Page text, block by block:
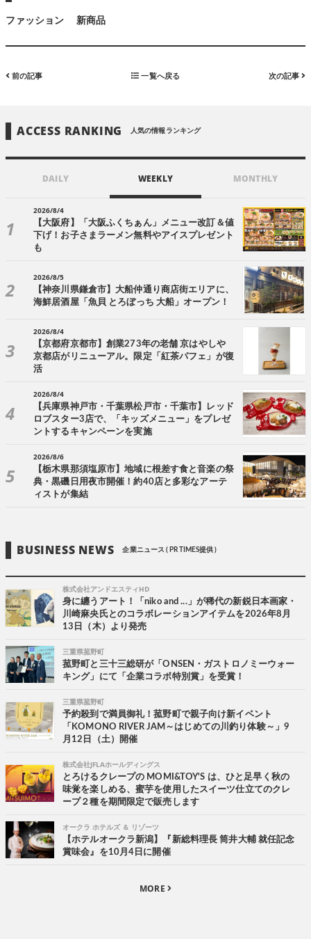
ファッション 新商品
前の記事 一覧へ戻る 次の記事
ACCESS RANKING 人気の情報ランキング
DAILY WEEKLY MONTHLY
2026/8/4
【大阪府】「大阪ふくちぁん」メニュー改訂＆値
下げ！お子さまラーメン無料やアイスプレゼント
も
2026/8/5
【神奈川県鎌倉市】大船仲通り商店街エリアに、
海鮮居酒屋「魚貝 とろぼっち 大船」オープン！
2026/8/4
【京都府京都市】創業273年の老舗 京はやしや
京都店がリニューアル。限定「紅茶パフェ」が復
活
2026/8/4
【兵庫県神戸市・千葉県松戸市・千葉市】レッド
ロブスター3店で、「キッズメニュー」をプレゼ
ントするキャンペーンを実施
2026/8/6
【栃木県那須塩原市】地域に根差す食と音楽の祭
典・黒磯日用夜市開催！約40店と多彩なアーテ
ィストが集結
BUSINESS NEWS 企業ニュース ( PR TIMES提供 )
株式会社アンドエスティHD
身に纏うアート！「niko and ...」が稀代の新鋭日本画家・
川崎麻央氏とのコラボレーションアイテムを2026年8月
13日（木）より発売
三重県菰野町
菰野町と三十三総研が「ONSEN・ガストロノミーウォー
キング」にて「企業コラボ特別賞」を受賞！
三重県菰野町
予約殺到で満員御礼！菰野町で親子向け新イベント
「KOMONO RIVER JAM～はじめての川釣り体験～」9
月12日（土）開催
株式会社JFLAホールディングス
とろけるクレープの MOMI&TOY'S は、ひと足早く秋の
味覚を楽しめる、蜜芋を使用したスイーツ仕立てのクレ
ープ２種を期間限定で販売します
オークラ ホテルズ ＆ リゾーツ
【ホテルオークラ新潟】『新総料理長 筒井大輔 就任記念
賞味会』を10月4日に開催
MORE